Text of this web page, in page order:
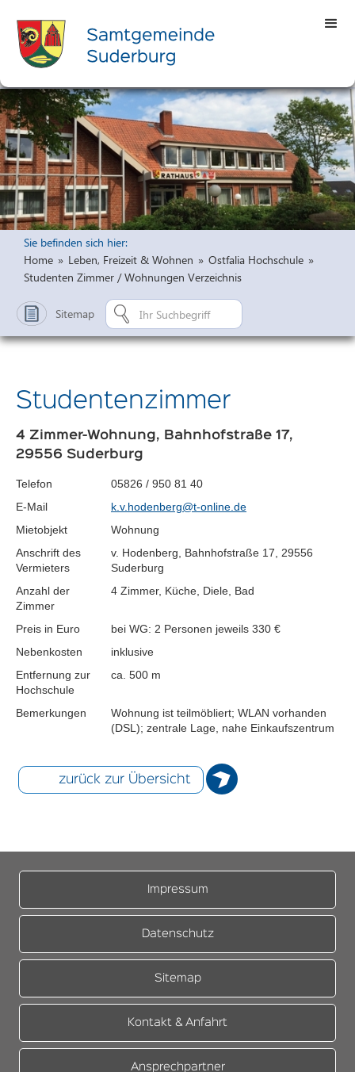
Sie befinden sich hier:
Home » Leben, Freizeit & Wohnen » Ostfalia Hochschule »
Studenten Zimmer / Wohnungen Verzeichnis
Sitemap
Studentenzimmer
4 Zimmer-Wohnung, Bahnhofstraße 17,
29556 Suderburg
Telefon
05826 / 950 81 40
E-Mail
k.v.hodenberg@t-online.de
Mietobjekt
Wohnung
Anschrift des
Vermieters
v. Hodenberg, Bahnhofstraße 17, 29556
Suderburg
Anzahl der
Zimmer
4 Zimmer, Küche, Diele, Bad
Preis in Euro
bei WG: 2 Personen jeweils 330 €
Nebenkosten
inklusive
Entfernung zur
Hochschule
ca. 500 m
Bemerkungen
Wohnung ist teilmöbliert; WLAN vorhanden
(DSL); zentrale Lage, nahe Einkaufszentrum
zurück zur Übersicht
Impressum
Datenschutz
Sitemap
Kontakt & Anfahrt
Ansprechpartner